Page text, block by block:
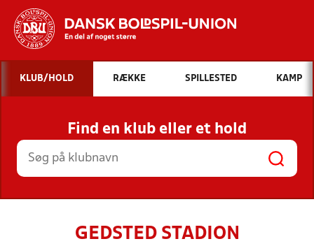
Hvad vil du søge efter?
INDHOLD OG NYHEDER
STILLINGER, RESULTATER, KLUBBER OG
HOLD
KLUB/HOLD RÆKKE SPILLESTED KAMP
Find en klub eller et hold
GEDSTED STADION